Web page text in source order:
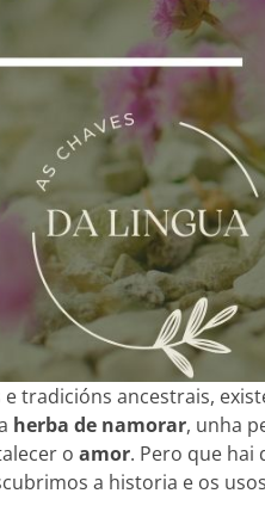
e tradicións ancestrais,
herba de namorar, unha
o amor. Pero que hai
a historia e os